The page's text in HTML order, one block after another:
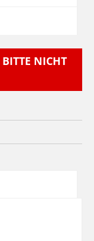
BITTE NICHT